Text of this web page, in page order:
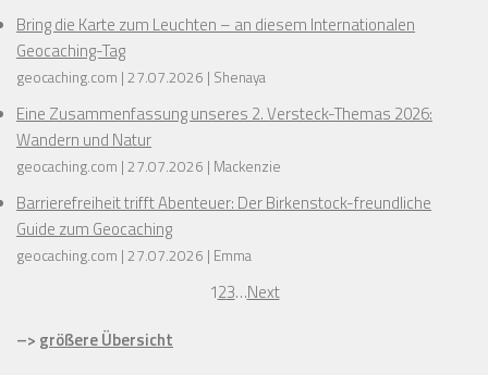
❅
Bring die Karte zum Leuchten – an diesem Internationalen
Geocaching-Tag
geocaching.com 27.07.2026 Shenaya
Eine Zusammenfassung unseres 2. Versteck-Themas 2026:
Wandern und Natur
geocaching.com 27.07.2026 Mackenzie
Barrierefreiheit trifft Abenteuer: Der Birkenstock-freundliche
Guide zum Geocaching
geocaching.com 27.07.2026 Emma
123…Next
–> größere Übersicht